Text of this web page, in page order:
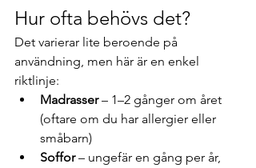
Hur ofta behövs det?
Det varierar lite beroende på
användning, men här är en enkel
riktlinje:
Madrasser – 1–2 gånger om året
(oftare om du har allergier eller
småbarn)
Soffor – ungefär en gång per år,